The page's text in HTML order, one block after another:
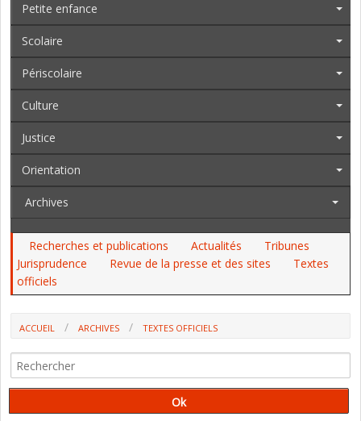
Petite enfance
Scolaire
Périscolaire
Culture
Justice
Orientation
Archives
Recherches et publications Actualités
Tribunes
Jurisprudence
Revue de la presse et des sites
Textes
officiels
ACCUEIL ARCHIVES
TEXTES OFFICIELS
CONCOURS, UNE SPÉCIALITÉ DU BAC PRO, LES CITÉS ÉDUCATIVES...